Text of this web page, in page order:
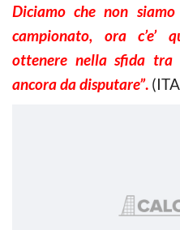
Diciamo che non
campionato, ora c’e’
ottenere nella sfida tra
ancora da disputare”.